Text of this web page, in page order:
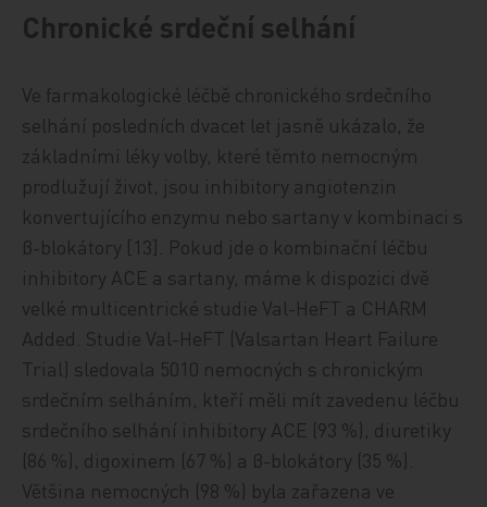
Chronické srdeční selhání
Ve farmakologické léčbě chronického srdečního
selhání posledních dvacet let jasně ukázalo, že
základními léky volby, které těmto nemocným
prodlužují život, jsou inhibitory angiotenzin
konvertujícího enzymu nebo sartany v kombinaci s
β-blokátory [13]. Pokud jde o kombinační léčbu
inhibitory ACE a sartany, máme k dispozici dvě
velké multicentrické studie Val-HeFT a CHARM
Added. Studie Val-HeFT (Valsartan Heart Failure
Trial) sledovala 5010 nemocných s chronickým
srdečním selháním, kteří měli mít zavedenu léčbu
srdečního selhání inhibitory ACE (93 %), diuretiky
(86 %), digoxinem (67 %) a β-blokátory (35 %).
Většina nemocných (98 %) byla zařazena ve